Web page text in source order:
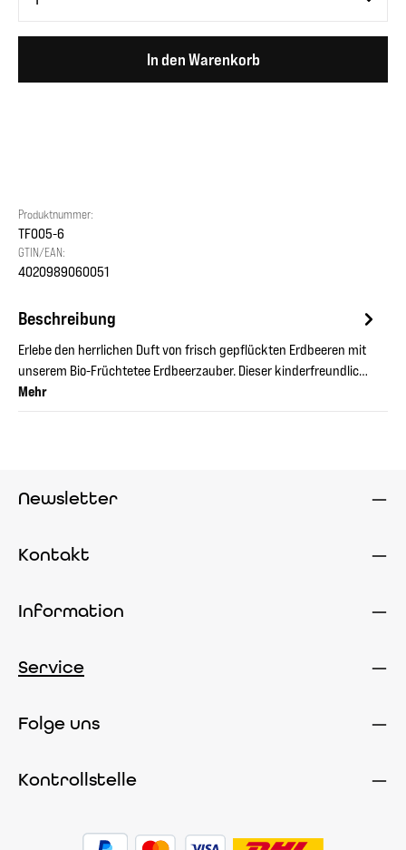
In den Warenkorb
Produktnummer:
TF005-6
GTIN/EAN:
4020989060051
Beschreibung
Erlebe den herrlichen Duft von frisch gepflückten Erdbeeren mit
unserem Bio-Früchtetee Erdbeerzauber. Dieser kinderfreundlic…
Mehr
Newsletter
Kontakt
Information
Service
Folge uns
Kontrollstelle